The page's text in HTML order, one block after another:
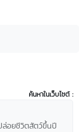
ค้นหาในเว็บไซต์ :
อยชีวิตสัตว์ขึ้นปี